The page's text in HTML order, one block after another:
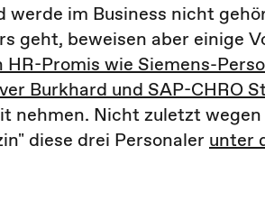
werde im Business nicht
geht, beweisen aber einige
Promis wie Siemens-
Burkhard und SAP-CHRO
nehmen. Nicht zuletzt
diese drei Personaler unter